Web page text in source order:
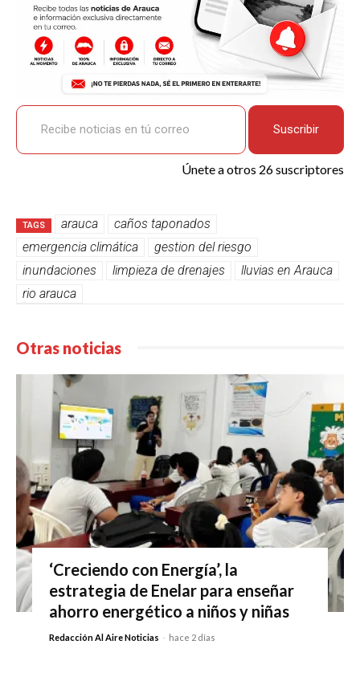
Recibe noticias en tú correo
Suscribir
Únete a otros 26 suscriptores
TAGS arauca
caños taponados
emergencia climática
gestion del riesgo
inundaciones
limpieza de drenajes
lluvias en Arauca
rio arauca
Otras noticias
‘Creciendo con Energía’, la
estrategia de Enelar para enseñar
ahorro energético a niños y niñas
Redacción Al Aire Noticias - hace 2 días